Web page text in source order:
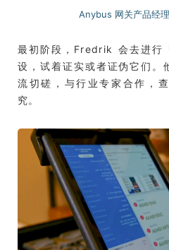
Anybus 网关产品经
最初阶段，Fredrik 会去进行
设，试着证实或者证伪它们。
流切磋，与行业专家合作，
究。